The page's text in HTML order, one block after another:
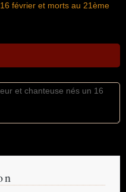
février et morts au 21ème